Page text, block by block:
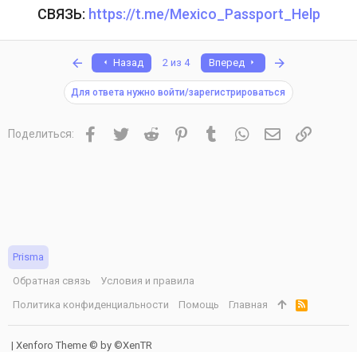
СВЯЗЬ: https://t.me/Mexico_Passport_Help
ПервыйНазад 2 из 4 Вперед
Для ответа нужно войти/зарегистрироваться
Поделиться: Facebook
TwitterReddit PinterestTumblrWhatsAppЭлектронная
Ссылка
Prisma
Обратная связь
Условия и правила
Политика конфиденциальности
Помощь Главная
R
S
S
| Xenforo Theme © by ©XenTR